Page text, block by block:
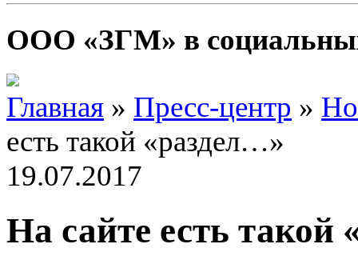
ООО «ЗГМ» в
Главная » Пресс-центр »
есть такой «раздел…»
19.07.2017
На сайте есть такой